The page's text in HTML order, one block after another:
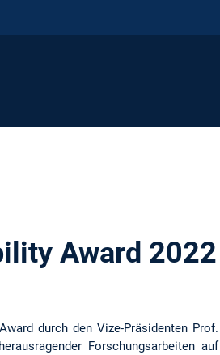
Award 2022
durch den Vize-Präsidenten Prof.
Forschungsarbeiten auf